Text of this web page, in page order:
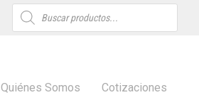
Búsqueda
de
productos
Quiénes Somos Cotizaciones